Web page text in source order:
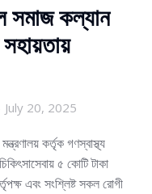
সমাজ কল্যান
সহায়তায়
July 20, 2025
কর্তৃক গণস্বাস্থ্য
৫ কোটি টাকা
এবং সংশ্লিষ্ট সকল রোগী